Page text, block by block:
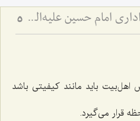
آداب مجالس روضه و عزاداری امام حسین علیه‌السلام - و توصیه‌های بزرگان دربارۀ ماه‌های محرّم و صفر 5
باید مانند کیفیتی باشد
قرار می‌گیرد.